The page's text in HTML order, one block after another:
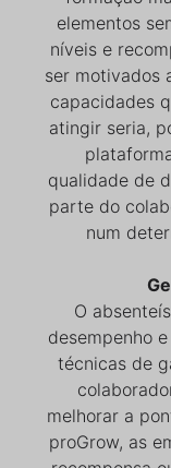
elementos
níveis e
ser motivados
capacidades
atingir seria,
qualidade de
parte do
num
O
desempenho
técnicas de
melhorar a
proGrow, as